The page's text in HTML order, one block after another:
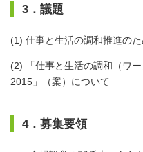
3．議題
(1) 仕事と生活の調和推進の
(2) 「仕事と生活の調和（ワ
2015」（案）について
4．募集要領